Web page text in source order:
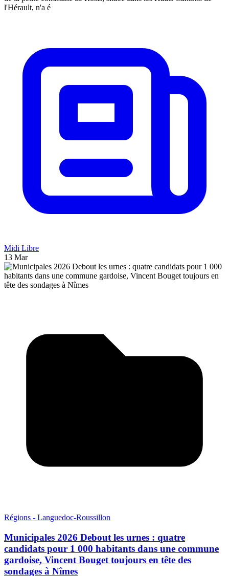
l'Hérault, n'a é
Midi Libre
13 Mar
Régions - Languedoc-Roussillon
Municipales 2026 Debout les urnes : quatre
candidats pour 1 000 habitants dans une commune
gardoise, Vincent Bouget toujours en tête des
sondages à Nîmes